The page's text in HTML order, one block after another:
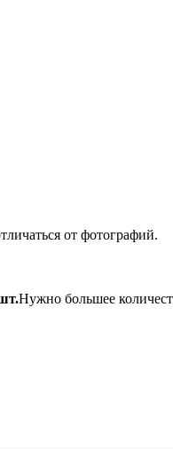
от фотографий.
Нужно большее